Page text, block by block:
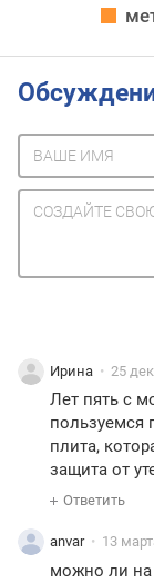
Ирина 25
Лет пять с
пользуемся
плита,
защита от
Ответить
anvar 13
можно ли на